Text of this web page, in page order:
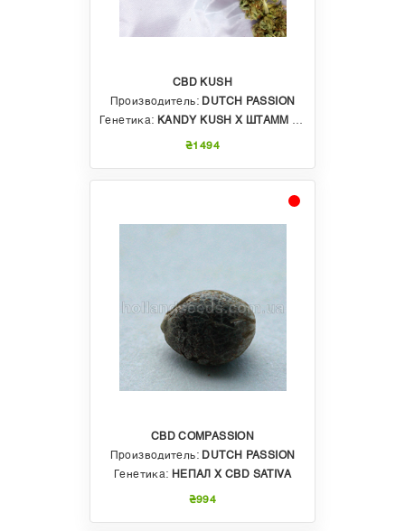
CBD KUSH
Производитель: DUTCH PASSION
Генетика: KANDY KUSH Х ШТАММ С ВЫСОКИМ СОДЕРЖАНИЕМ КБД
₴1494
CBD COMPASSION
Производитель: DUTCH PASSION
Генетика: НЕПАЛ Х CBD SATIVA
₴994